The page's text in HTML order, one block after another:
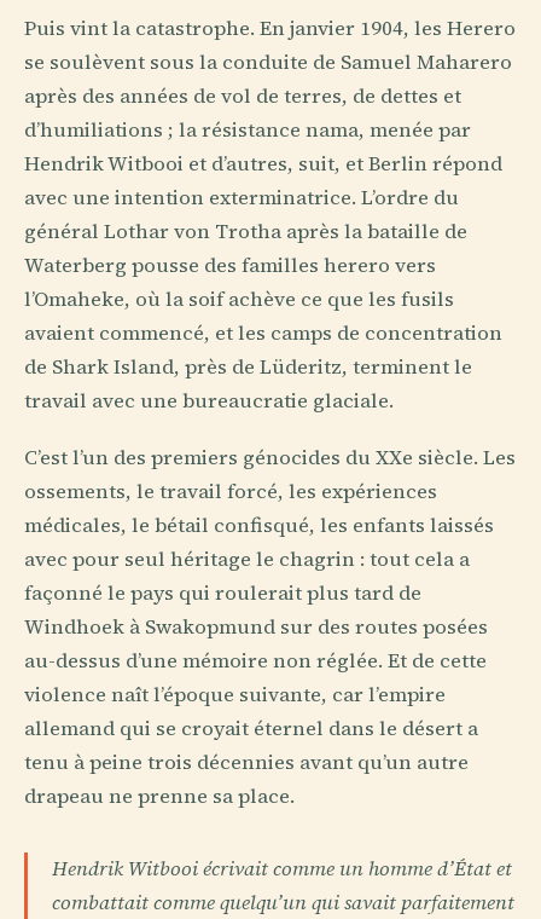
Puis vint la catastrophe. En janvier 1904, les Herero
se soulèvent sous la conduite de Samuel Maharero
après des années de vol de terres, de dettes et
d’humiliations ; la résistance nama, menée par
Hendrik Witbooi et d’autres, suit, et Berlin répond
avec une intention exterminatrice. L’ordre du
général Lothar von Trotha après la bataille de
Waterberg pousse des familles herero vers
l’Omaheke, où la soif achève ce que les fusils
avaient commencé, et les camps de concentration
de Shark Island, près de Lüderitz, terminent le
travail avec une bureaucratie glaciale.
C’est l’un des premiers génocides du XXe siècle. Les
ossements, le travail forcé, les expériences
médicales, le bétail confisqué, les enfants laissés
avec pour seul héritage le chagrin : tout cela a
façonné le pays qui roulerait plus tard de
Windhoek à Swakopmund sur des routes posées
au-dessus d’une mémoire non réglée. Et de cette
violence naît l’époque suivante, car l’empire
allemand qui se croyait éternel dans le désert a
tenu à peine trois décennies avant qu’un autre
drapeau ne prenne sa place.
Hendrik Witbooi écrivait comme un homme d’État et
combattait comme quelqu’un qui savait parfaitement